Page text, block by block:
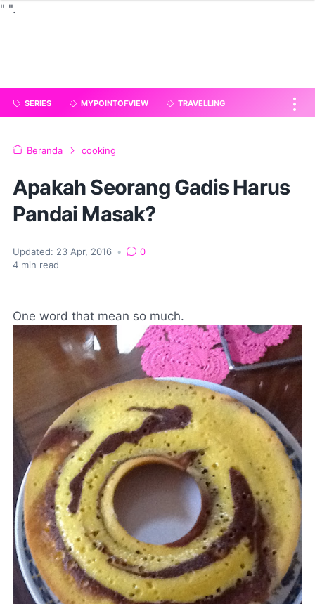
" ".
SERIES MYPOINTOFVIEW TRAVELLING
Beranda cooking
Apakah Seorang Gadis Harus
Pandai Masak?
Updated: 23 Apr, 2016 •
0
4 min read
One word that mean so much.